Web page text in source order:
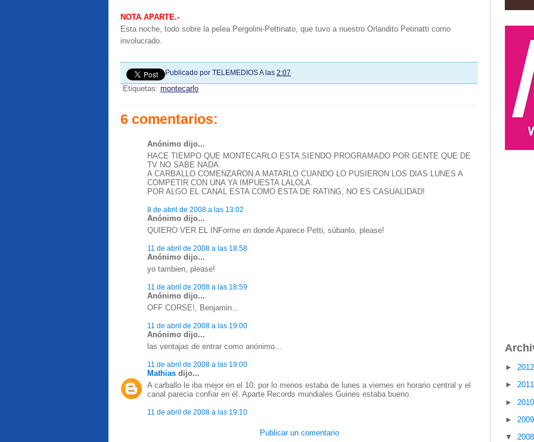
NOTA APARTE.-
Esta noche, todo sobre la pelea Pergolini-Pettinato, que tuvo a nuestro Orlandito Petinatti como
involucrado.
Publicado por TELEMEDIOSA las 2:07
Etiquetas: montecarlo
6 comentarios:
Anónimo dijo...
HACE TIEMPO QUE MONTECARLO ESTA SIENDO PROGRAMADO POR GENTE QUE DE
TV NO SABE NADA.
A CARBALLO COMENZARON A MATARLO CUANDO LO PUSIERON LOS DIAS LUNES A
COMPETIR CON UNA YA IMPUESTA LALOLA.
POR ALGO EL CANAL ESTA COMO ESTA DE RATING, NO ES CASUALIDAD!
8 de abril de 2008 a las 13:02
Anónimo dijo...
QUIERO VER EL INForme en donde Aparece Petti, súbanlo, please!
11 de abril de 2008 a las 18:58
Anónimo dijo...
yo tambien, please!
11 de abril de 2008 a las 18:59
Anónimo dijo...
OFF CORSE!, Benjamin...
11 de abril de 2008 a las 19:00
Anónimo dijo...
las ventajas de entrar como anónimo...
11 de abril de 2008 a las 19:00
Mathias dijo...
A carballo le iba mejor en el 10, por lo menos estaba de lunes a viernes en horario central y el
canal parecia confiar en él. Aparte Records mundiales Guines estaba bueno.
11 de abril de 2008 a las 19:10
Publicar un comentario
►
►
►
►
▼